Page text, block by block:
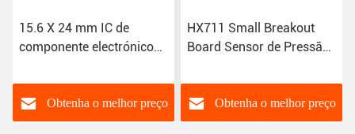
15.6 X 24 mm IC de
componente electrónico
Obtenha o melhor preço
HX711 Small Breakout
Board Sensor de Pressão
Digital Dual Channel 24
Bit Precision A/D Module
Obtenha o melhor preço